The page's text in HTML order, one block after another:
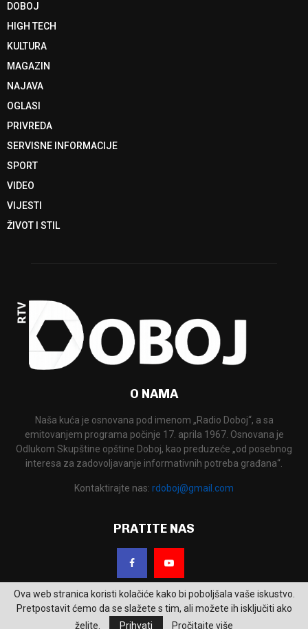
DOBOJ
HIGH TECH
KULTURA
MAGAZIN
NAJAVA
OGLASI
PRIVREDA
SERVISNE INFORMACIJE
SPORT
VIDEO
VIJESTI
ŽIVOT I STIL
O NAMA
Naša kuća je osnovana pod imenom „Radio Doboj“, a sa
emitovanjem programa počinje 17. aprila 1967. Osnovana je
Odlukom Skupštine opštine Doboj, kao preduzeće „od posebnog
interesa za zadovoljavanje informativnih potreba građana“.
Kontaktirajte nas: rdoboj@gmail.com
PRATITE NAS
2026 - RTV Doboj. Sva prava zadržana.
Ova web stranica koristi kolačiće kako bi poboljšala vaše iskustvo.
Pretpostavit ćemo da se slažete s tim, ali možete ih isključiti ako
želite.
Prihvati Pročitajte više